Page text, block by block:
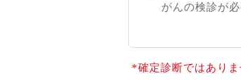
がんの検診が
*確定診断ではありま